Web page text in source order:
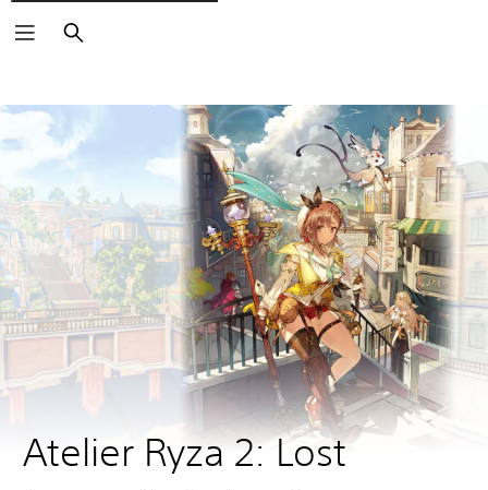
Suchen
Atelier Ryza 2: Lost